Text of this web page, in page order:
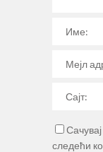
следећи